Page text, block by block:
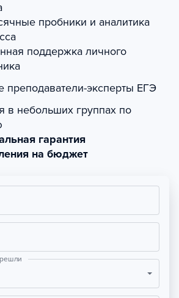
пробники и аналитика
поддержка личного
преподаватели-эксперты ЕГЭ
в небольших группах по
гарантия
на бюджет